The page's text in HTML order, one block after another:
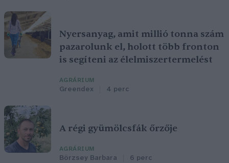
Nyersanyag, amit millió tonna szám
pazarolunk el, holott több fronton
is segíteni az élelmiszertermelést
AGRÁRIUM
Greendex 4 perc
A régi gyümölcsfák őrzője
AGRÁRIUM
Börzsey Barbara 6 perc